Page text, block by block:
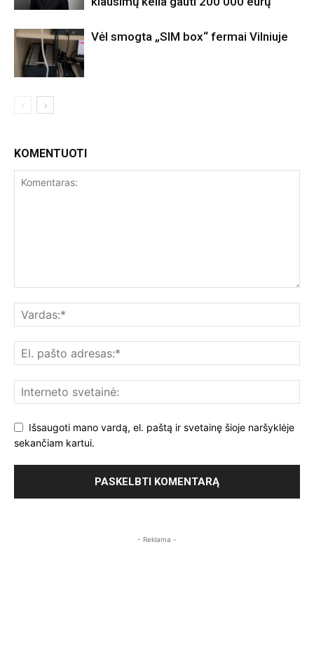
Vėl smogta „SIM box“ fermai Vilniuje
KOMENTUOTI
Išsaugoti mano vardą, el. paštą ir svetainę šioje naršyklėje
sekančiam kartui.
- Reklama -